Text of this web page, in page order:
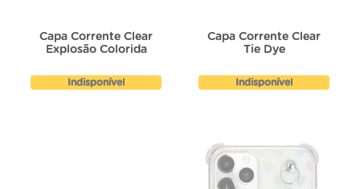
Capa Corrente Clear
Explosão Colorida
Indisponível
Capa Corrente Clear
Tie Dye
Indisponível